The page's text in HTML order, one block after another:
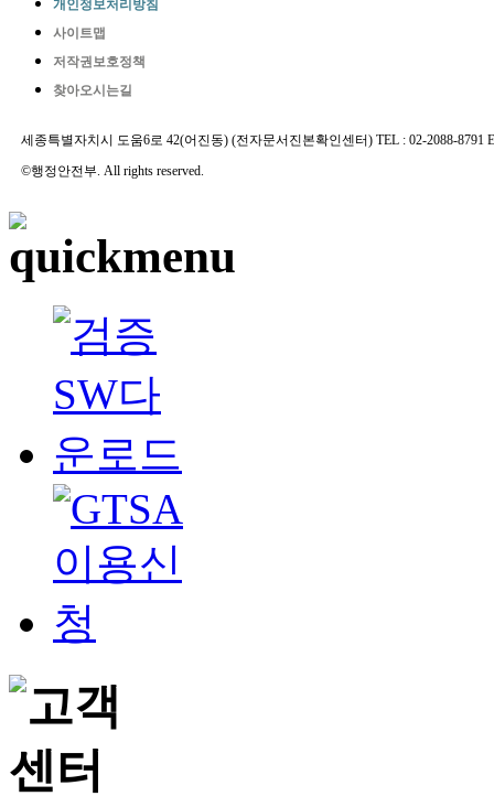
개인정보처리방침
사이트맵
저작권보호정책
찾아오시는길
세종특별자치시 도움6로 42(어진동) (전자문서진본확인센터) TEL : 02-2088-8791
©행정안전부. All rights reserved.